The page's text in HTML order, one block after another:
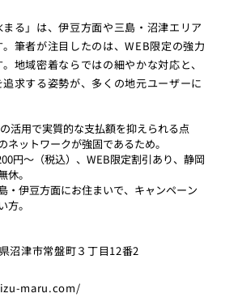
る」は、伊豆方面や三島・沼津エリア
筆者が注目したのは、WEB限定の強力
地域密着ならではの細やかな対応と、
求する姿勢が、多くの地元ユーザーに
活用で実質的な支払額を抑えられる点
ネットワークが強固であるため。
円〜（税込）、WEB限定割引あり、静岡
。
・伊豆方面にお住まいで、キャンペーン
。
沼津市常盤町３丁目12番2
maru.com/